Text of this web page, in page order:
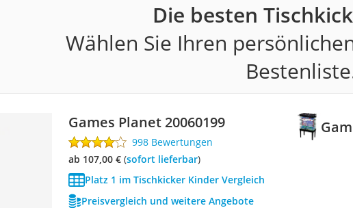
Die besten
Wählen Sie Ihren
Games Planet 20060199
998 Bewertungen
ab 107,00 €( Sofort lieferbar)
Platz 1 im Tischkicker Kinder Vergleich
Preisvergleich und weitere Angebote